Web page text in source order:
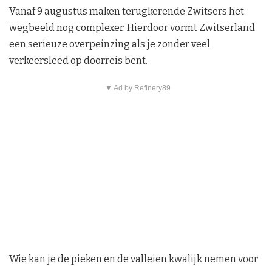
Vanaf 9 augustus maken terugkerende Zwitsers het
wegbeeld nog complexer. Hierdoor vormt Zwitserland
een serieuze overpeinzing als je zonder veel
verkeersleed op doorreis bent.
▼ Ad by Refinery89
Wie kan je de pieken en de valleien kwalijk nemen voor